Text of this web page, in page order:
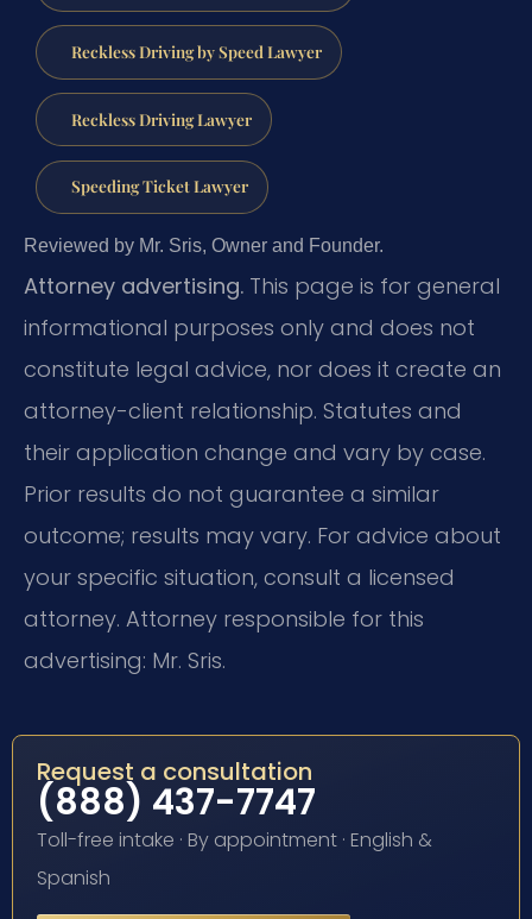
Reckless Driving by Speed Lawyer
Reckless Driving Lawyer
Speeding Ticket Lawyer
Reviewed by Mr. Sris, Owner and Founder.
Attorney advertising. This page is for general
informational purposes only and does not
constitute legal advice, nor does it create an
attorney-client relationship. Statutes and
their application change and vary by case.
Prior results do not guarantee a similar
outcome; results may vary. For advice about
your specific situation, consult a licensed
attorney. Attorney responsible for this
advertising: Mr. Sris.
Request a consultation
(888) 437-7747
Toll-free intake · By appointment · English &
Spanish